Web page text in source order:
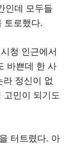
인데 모두들
토로했다.
청 인근에서
바쁜데 한 사
라 정신이 없
민이 되기도
터트렸다. 아